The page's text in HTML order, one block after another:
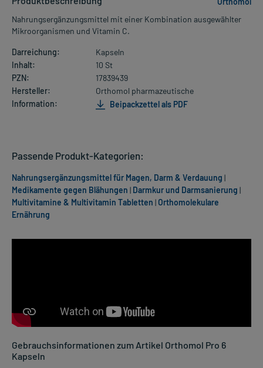
Nahrungsergänzungsmittel mit einer Kombination ausgewählter
Mikroorganismen und Vitamin C.
Darreichung:
Kapseln
Inhalt:
10 St
PZN:
17839439
Hersteller:
Orthomol pharmazeutische
Information:
Beipackzettel als PDF
Gebrauchsinformationen zum Artikel Orthomol Pro 6
Kapseln
Passende Produkt-Kategorien:
Nahrungsergänzungsmittel für Magen, Darm & Verdauung |
Medikamente gegen Blähungen | Darmkur und Darmsanierung |
Multivitamine & Multivitamin Tabletten |Orthomolekulare
Ernährung